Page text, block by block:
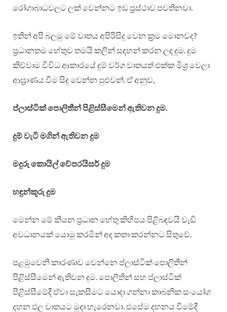
රෝගාබාධවලට ලක් වෙන්නට ඉඩ ප්‍රස්ථාව පවතිනවා.
ඉතින් අපි බලමු මේ වාතය අපිරිසිදු වෙන ක්‍රම මොනවද?
ප්‍රධානතම හේතුව තමයි කලින් සදහන් කරන ලද දුම. දුම
කිව්වාම විවිධ ආකාරයේ දුම් වර්ග වාතයත් එක්ක මිශ්‍ර වෙලා
ආඝ්‍රාණය වීම සිදු වෙන්න පුළුවන්. ඒ අනුව,
ප්ලාස්ටික් පොලිතීන් පිළිස්සීමෙන් ඇතිවන දුම.
දුම් වැටි මගින් ඇතිවන දුම
මදුරු කොයිල් වේපරයිසර් දුම
හඳුන්කූරු දුම
මෙන්න මේ කියන ප්‍රධාන හේතු කිහිපය පිළිබඳවයි වැඩි
අවධානයක් යොමු කරමින් අද කතා කරන්නට සිතුවේ.
පළමුවෙනි කාරණාව වෙන්නෙ ප්ලාස්ටික් පොලිතීන්
පිළිස්සීමෙන් ඇතිවන දුම. පොලිතින් සහ ප්ලාස්ටික්
පිළිස්සීමේදී ඒවා සැකසීමට යොදා ගන්නා කාබනික සංයෝග
දහන ඵල වාතයට මුදා හැරෙනවා. එසේම දහනය වීමේදී